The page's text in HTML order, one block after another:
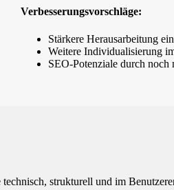
Verbesserungsvorschläge:
Stärkere Herausarbeitung
Weitere Individualisierung
SEO-Potenziale durch noch
strukturell und im